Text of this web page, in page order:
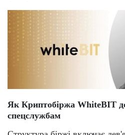
Як Криптобіржа WhiteBIT
спецслужбам